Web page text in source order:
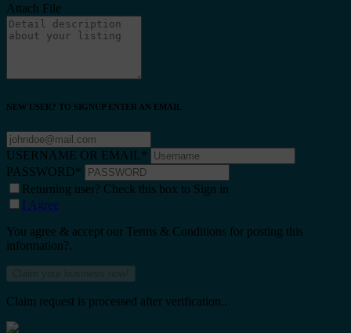
Attach File
NEW USER? TO SIGNUP ENTER AN EMAIL
USERNAME OR EMAIL*
PASSWORD*
Returning user? Check this box to Sign in
I Agree
You agree & accept our Terms & Conditions for posting this
information?.
Claim request is processed after verification..